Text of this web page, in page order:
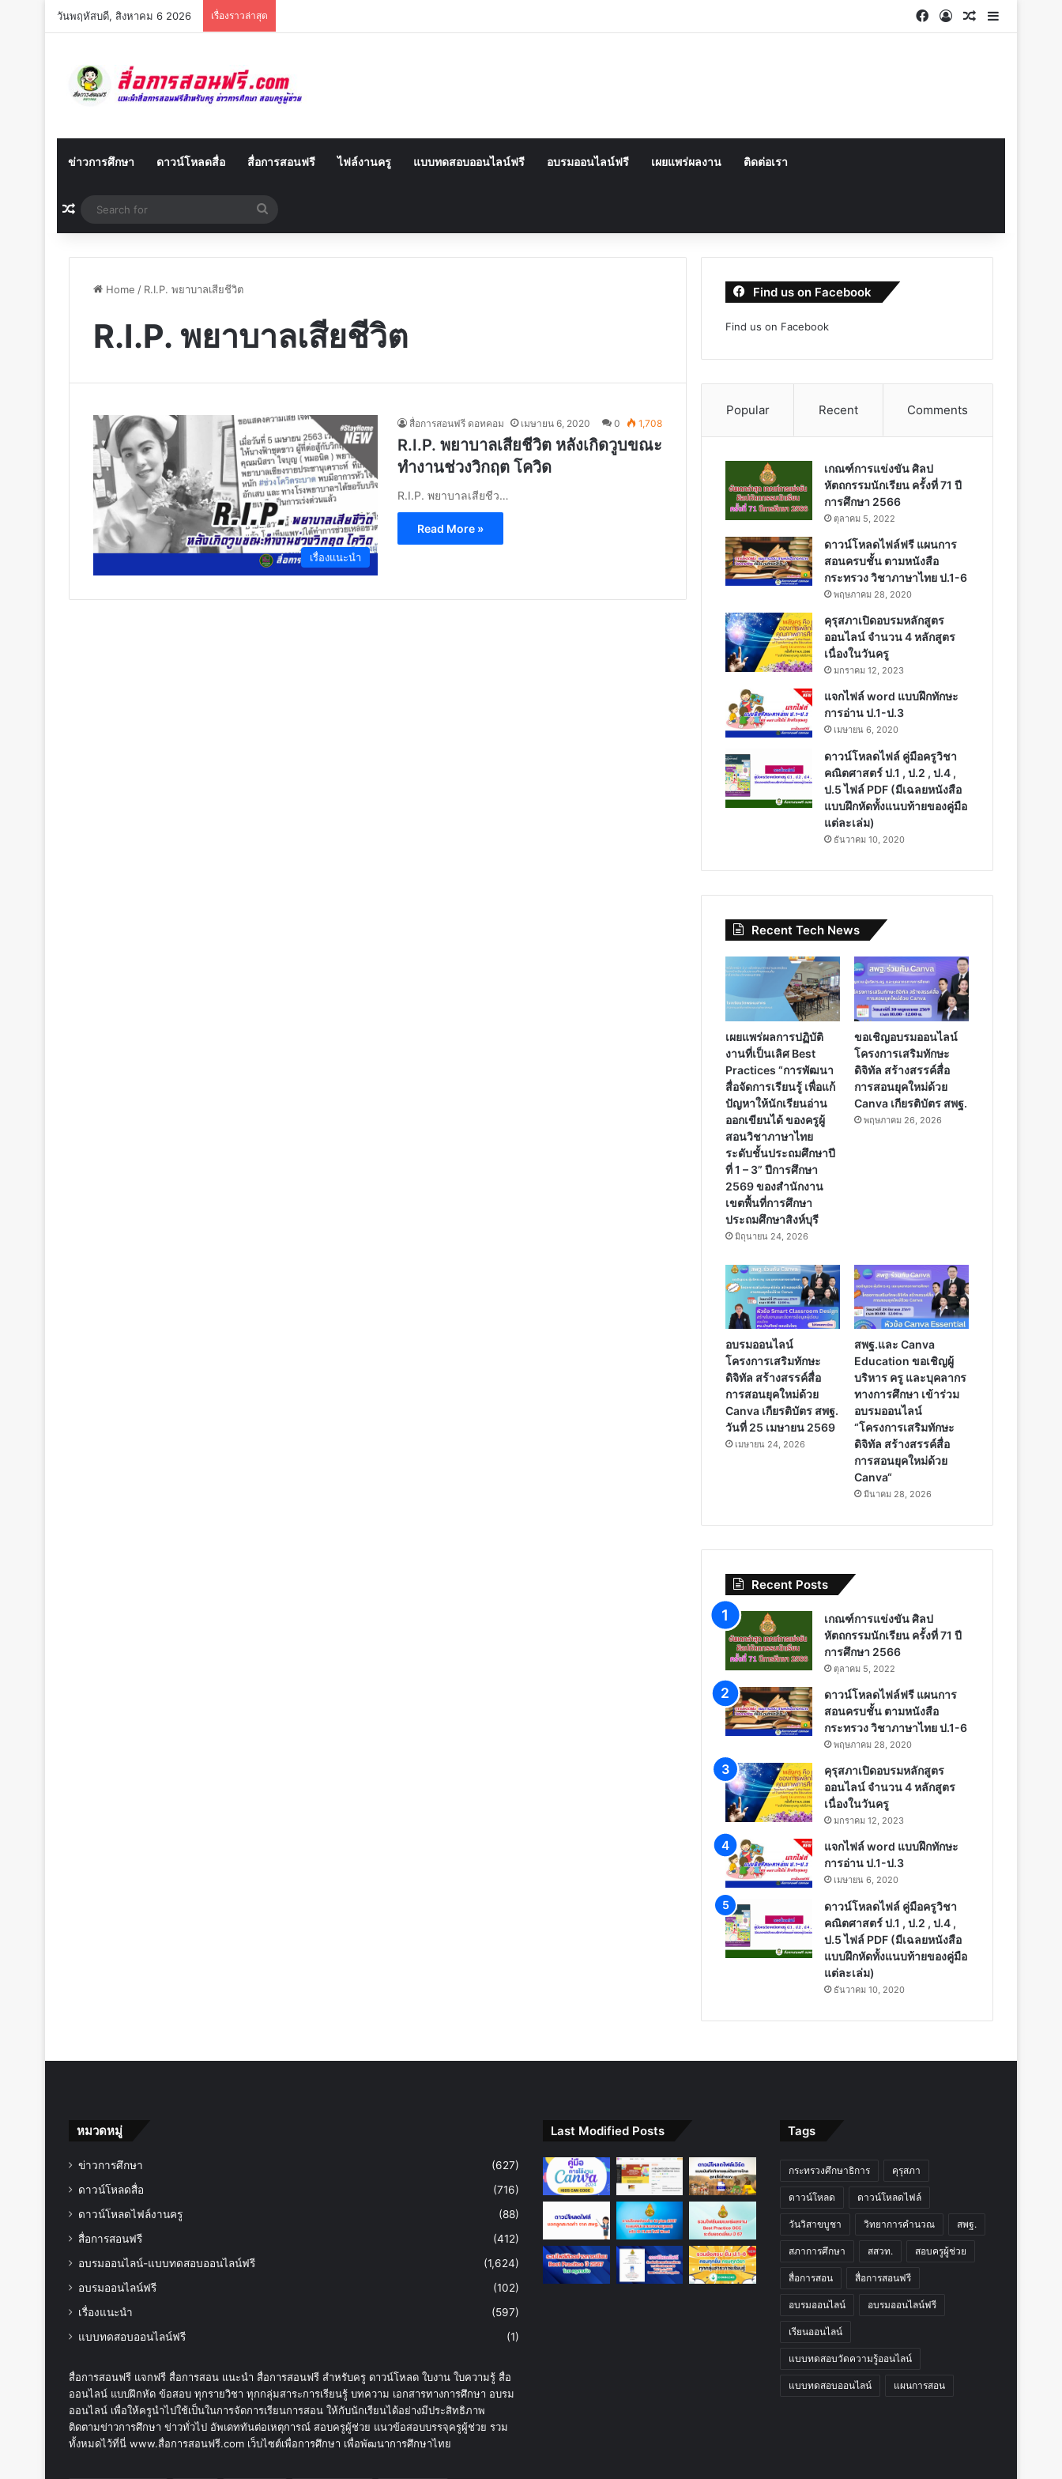
วันพฤหัสบดี, สิงหาคม 6 2026 เรื่องราวล่าสุด Facebook
Log InRandom
Sidebar
ข่าวการศึกษา ดาวน์โหลดสื่อ สื่อการสอนฟรี ไฟล์งานครู แบบทดสอบออนไลน์ฟรี อบรมออนไลน์ฟรี เผยแพร่ผลงาน ติดต่อเรา
Random Article
for
Home / R.I.P. พยาบาลเสียชีวิต
R.I.P. พยาบาลเสียชีวิต
เรื่องแนะนำ
สื่อการสอนฟรี ดอทคอม เมษายน 6, 2020 0 1,708
R.I.P. พยาบาลเสียชีวิต หลังเกิดวูบขณะ
ทำงานช่วงวิกฤต โควิด
R.I.P. พยาบาลเสียชีว…
Read More »
Find us on Facebook
Find us on Facebook
Popular Recent Comments
เกณฑ์การแข่งขัน ศิลป
หัตถกรรมนักเรียน ครั้งที่ 71 ปี
การศึกษา 2566
ตุลาคม 5, 2022
ดาวน์โหลดไฟล์ฟรี แผนการ
สอนครบชั้น ตามหนังสือ
กระทรวง วิชาภาษาไทย ป.1-6
พฤษภาคม 28, 2020
คุรุสภาเปิดอบรมหลักสูตร
ออนไลน์ จำนวน 4 หลักสูตร
เนื่องในวันครู
มกราคม 12, 2023
แจกไฟล์ word แบบฝึกทักษะ
การอ่าน ป.1-ป.3
เมษายน 6, 2020
ดาวน์โหลดไฟล์ คู่มือครูวิชา
คณิตศาสตร์ ป.1 , ป.2 , ป.4 ,
ป.5 ไฟล์ PDF (มีเฉลยหนังสือ
แบบฝึกหัดทั้งแนบท้ายของคู่มือ
แต่ละเล่ม)
ธันวาคม 10, 2020
Recent Tech News
เผยแพร่ผลการปฏิบัติ
งานที่เป็นเลิศ Best
Practices “การพัฒนา
สื่อจัดการเรียนรู้ เพื่อแก้
ปัญหาให้นักเรียนอ่าน
ออกเขียนได้ ของครูผู้
สอนวิชาภาษาไทย
ระดับชั้นประถมศึกษาปี
ที่ 1 – 3” ปีการศึกษา
2569 ของสำนักงาน
เขตพื้นที่การศึกษา
ประถมศึกษาสิงห์บุรี
มิถุนายน 24, 2026
ขอเชิญอบรมออนไลน์
โครงการเสริมทักษะ
ดิจิทัล สร้างสรรค์สื่อ
การสอนยุคใหม่ด้วย
Canva เกียรติบัตร สพฐ.
พฤษภาคม 26, 2026
อบรมออนไลน์
โครงการเสริมทักษะ
ดิจิทัล สร้างสรรค์สื่อ
การสอนยุคใหม่ด้วย
Canva เกียรติบัตร สพฐ.
วันที่ 25 เมษายน 2569
เมษายน 24, 2026
สพฐ.และ Canva
Education ขอเชิญผู้
บริหาร ครู และบุคลากร
ทางการศึกษา เข้าร่วม
อบรมออนไลน์
“โครงการเสริมทักษะ
ดิจิทัล สร้างสรรค์สื่อ
การสอนยุคใหม่ด้วย
Canva“
มีนาคม 28, 2026
Recent Posts
เกณฑ์การแข่งขัน ศิลป
หัตถกรรมนักเรียน ครั้งที่ 71 ปี
การศึกษา 2566
ตุลาคม 5, 2022
ดาวน์โหลดไฟล์ฟรี แผนการ
สอนครบชั้น ตามหนังสือ
กระทรวง วิชาภาษาไทย ป.1-6
พฤษภาคม 28, 2020
คุรุสภาเปิดอบรมหลักสูตร
ออนไลน์ จำนวน 4 หลักสูตร
เนื่องในวันครู
มกราคม 12, 2023
แจกไฟล์ word แบบฝึกทักษะ
การอ่าน ป.1-ป.3
เมษายน 6, 2020
ดาวน์โหลดไฟล์ คู่มือครูวิชา
คณิตศาสตร์ ป.1 , ป.2 , ป.4 ,
ป.5 ไฟล์ PDF (มีเฉลยหนังสือ
แบบฝึกหัดทั้งแนบท้ายของคู่มือ
แต่ละเล่ม)
ธันวาคม 10, 2020
หมวดหมู่
ข่าวการศึกษา
(627)
ดาวน์โหลดสื่อ
(716)
ดาวน์โหลดไฟล์งานครู
(88)
สื่อการสอนฟรี
(412)
อบรมออนไลน์-แบบทดสอบออนไลน์ฟรี
(1,624)
อบรมออนไลน์ฟรี
(102)
เรื่องแนะนำ
(597)
แบบทดสอบออนไลน์ฟรี
(1)
สื่อการสอนฟรี แจกฟรี สื่อการสอน แนะนำ สื่อการสอนฟรี สำหรับครู ดาวน์โหลด ใบงาน ใบความรู้ สื่อ
ออนไลน์ แบบฝึกหัด ข้อสอบ ทุกรายวิชา ทุกกลุ่มสาระการเรียนรู้ บทความ เอกสารทางการศึกษา อบรม
ออนไลน์ เพื่อให้ครูนำไปใช้เป็นในการจัดการเรียนการสอน ให้กับนักเรียนได้อย่างมีประสิทธิภาพ
ติดตามข่าวการศึกษา ข่าวทั่วไป อัพเดททันต่อเหตุการณ์ สอบครูผู้ช่วย แนวข้อสอบบรรจุครูผู้ช่วย รวม
ทั้งหมดไว้ที่นี่ www.สื่อการสอนฟรี.com เว็บไซต์เพื่อการศึกษา เพื่อพัฒนาการศึกษาไทย
Last Modified Posts Tags
กระทรวงศึกษาธิการ คุรุสภา
ดาวน์โหลด ดาวน์โหลดไฟล์
วันวิสาขบูชา วิทยาการคำนวณ สพฐ.
สภาการศึกษา สสวท. สอบครูผู้ช่วย
สื่อการสอน สื่อการสอนฟรี
อบรมออนไลน์ อบรมออนไลน์ฟรี
เรียนออนไลน์
แบบทดสอบวัดความรู้ออนไลน์
แบบทดสอบออนไลน์ แผนการสอน